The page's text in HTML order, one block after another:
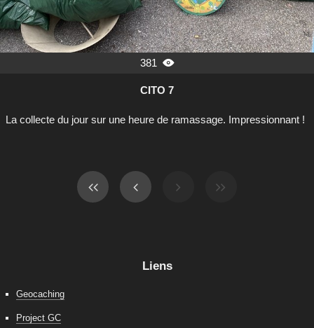
381 
CITO 7
La collecte du jour sur une heure de ramassage. Impressionnant !
Liens
Geocaching
Project GC